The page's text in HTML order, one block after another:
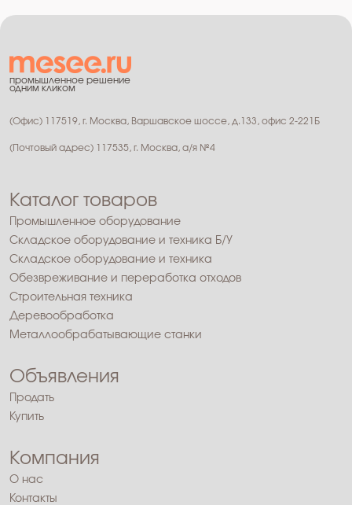
промышленное решение
одним кликом
(Офис) 117519, г. Москва, Варшавское шоссе, д.133, офис 2-221Б
(Почтовый адрес) 117535, г. Москва, а/я №4
Каталог товаров
Промышленное оборудование
Складское оборудование и техника Б/У
Складское оборудование и техника
Обезвреживание и переработка отходов
Строительная техника
Деревообработка
Металлообрабатывающие станки
Объявления
Продать
Купить
Компания
О нас
Контакты